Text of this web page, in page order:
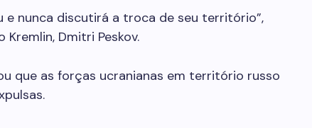
e nunca discutirá a troca de seu território”,
Dmitri Peskov.
que as forças ucranianas em território russo